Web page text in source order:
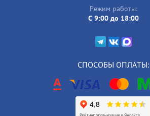
Режим работы:
C 9:00 до 18:00
СПОСОБЫ ОПЛАТЫ: